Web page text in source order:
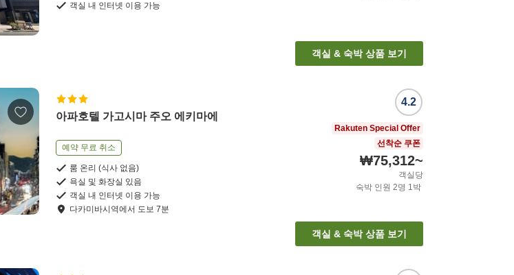
객실 내 인터넷 이용 가능
객실 & 숙박 상품 보기
아파호텔 가고시마 주오 에키마에
예약 무료 취소
룸 온리 (식사 없음)
욕실 및 화장실 있음
객실 내 인터넷 이용 가능
다카미바시역에서 도보 7분
4.2
Rakuten Special Offer
선착순 쿠폰
₩75,312~
객실당
숙박 인원 2명 1박
객실 & 숙박 상품 보기